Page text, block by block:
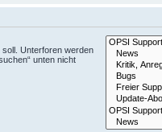
Unterforen werden
unten nicht